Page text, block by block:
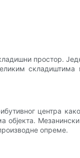
простор.
центра
опреме.